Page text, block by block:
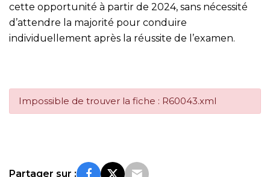
cette opportunité à partir de 2024, sans nécessité
d’attendre la majorité pour conduire
individuellement après la réussite de l’examen.
Impossible de trouver la fiche : R60043.xml
Partager sur :